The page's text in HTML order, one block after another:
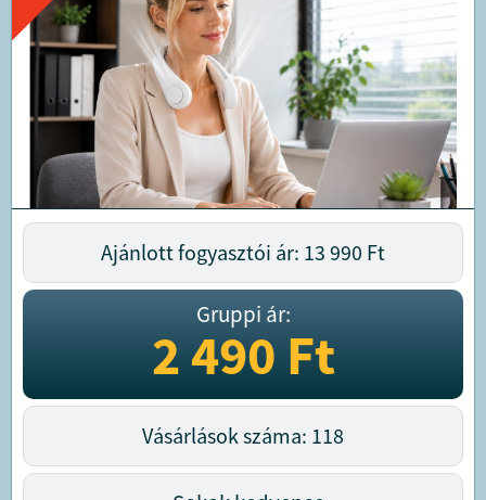
Ajánlott fogyasztói ár: 13 990 Ft
Gruppi ár:
2 490Ft
Vásárlások száma: 118